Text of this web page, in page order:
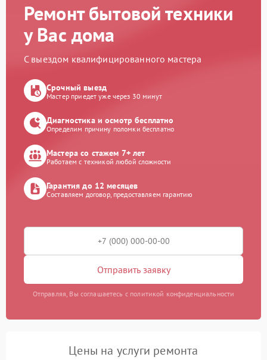
Ремонт бытовой техники
у Вас дома
С выездом квалифицированного мастера
Срочный выезд
Мастер приедет уже через 30 минут
Диагностика и осмотр бесплатно
Определим причину поломки бесплатно
Мастера со стажем 7+ лет
Работаем с техникой любой сложности
Гарантия до 12 месяцев
Составляем договор, предоставляем гарантию
Отправить заявку
Отправляя, Вы соглашаетесь с политикой конфиденциальности
Цены на услуги ремонта